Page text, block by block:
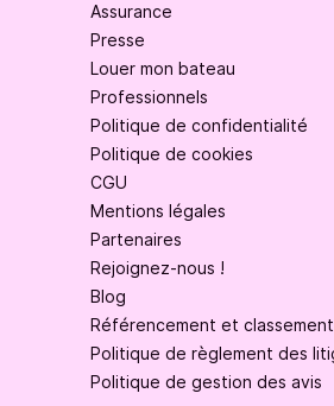
Assurance
Presse
Louer mon bateau
Professionnels
Politique de confidentialité
Politique de cookies
CGU
Mentions légales
Partenaires
Rejoignez-nous !
Blog
Référencement et
Politique de règlement des
Politique de gestion des avis